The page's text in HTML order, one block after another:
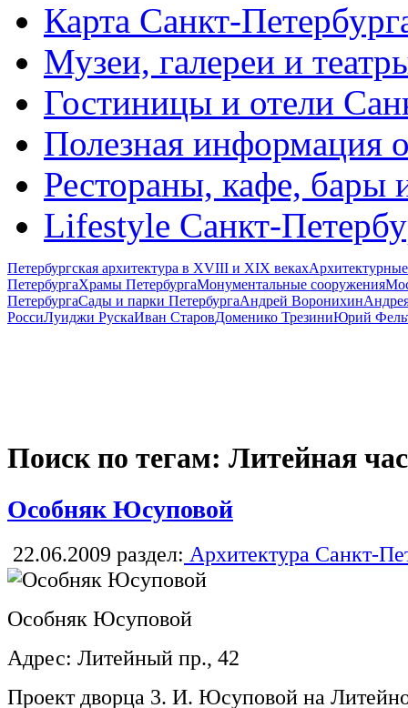
Карта Санкт-
Музеи, галереи и
Гостиницы и отели
Полезная информация
Рестораны, кафе, бары
Lifestyle Санкт-
Петербургская архитектура в XVIII и XIX веках
ПетербургаХрамы ПетербургаМонументальные сооружения
ПетербургаСады и парки ПетербургаАндрей Воронихин
РоссиЛуиджи РускаИван СтаровДоменико ТрезиниЮрий
Поиск по тегам: Литейная
Особняк Юсуповой
22.06.2009 раздел: Архитектура Санкт-
Особняк Юсуповой
Адрес: Литейный пр., 42
Проект дворца 3. И. Юсуповой на